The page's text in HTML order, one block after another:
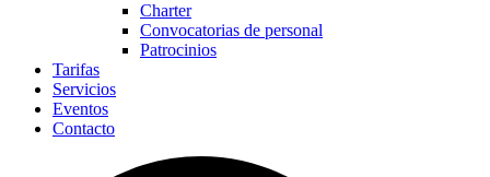
Charter
Convocatorias de personal
Patrocinios
Tarifas
Servicios
Eventos
Contacto